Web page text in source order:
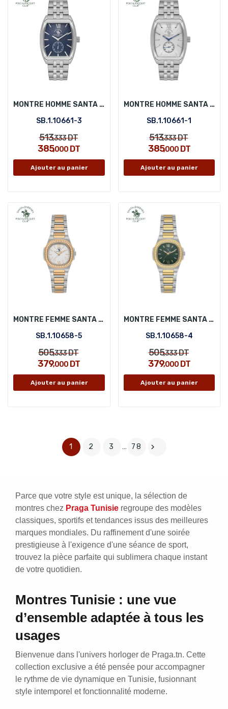
MONTRE HOMME SANTA BARBARA POLO SB.1.10661-3
SB.1.10661-3
513,333DT
385,000 DT
Ajouter au panier
MONTRE HOMME SANTA BARBARA POLO SB.1.10661-1
SB.1.10661-1
513,333DT
385,000DT
Ajouter au panier
MONTRE FEMME SANTA BARBARA POLO SB.1.10658-5
SB.1.10658-5
505,333DT
379,000 DT
Ajouter au panier
MONTRE FEMME SANTA BARBARA POLO SB.1.10658-4
SB.1.10658-4
505,333DT
379,000DT
Ajouter au panier
1 2 3 … 78 
Parce que votre style est unique, la sélection de
montres chez Praga Tunisie regroupe des modèles
classiques, sportifs et tendances issus des meilleures
marques mondiales. Du raffinement d'une soirée
prestigieuse à l'exigence d'une séance de sport,
trouvez la pièce parfaite qui sublimera chaque instant
de votre quotidien.
Montres Tunisie : une vue
d’ensemble adaptée à tous les
usages
Bienvenue dans l'univers horloger de Praga.tn. Cette
collection exclusive a été pensée pour accompagner
le rythme de vie dynamique en Tunisie, fusionnant
style intemporel et fonctionnalité moderne.